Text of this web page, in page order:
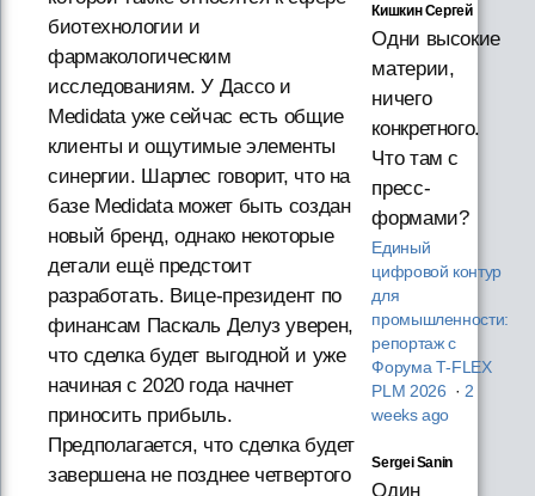
биотехнологии и
фармакологическим
исследованиям. У Дассо и
Medidata уже сейчас есть общие
клиенты и ощутимые элементы
синергии. Шарлес говорит, что на
базе Medidata может быть создан
новый бренд, однако некоторые
детали ещё предстоит
разработать. Вице-президент по
финансам Паскаль Делуз уверен,
что сделка будет выгодной и уже
начиная с 2020 года начнет
приносить прибыль.
Предполагается, что сделка будет
завершена не позднее четвертого
Кишкин Сергей
Одни высокие
материи,
ничего
конкретного.
Что там с
пресс-
формами?
Единый
цифровой контур
для
промышленности:
репортаж с
Форума T‑FLEX
PLM 2026 · 2
weeks ago
Sergei Sanin
Один